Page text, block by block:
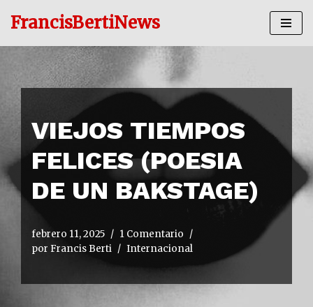
contenido
FrancisBertiNews
VIEJOS TIEMPOS
FELICES (POESIA
DE UN BAKSTAGE)
febrero 11, 2025
1 Comentario
por Francis Berti Internacional